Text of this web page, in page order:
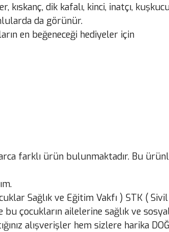
kıskanç, dik kafalı, kinci, inatçı,
da görünür.
en beğeneceği hediyeler için
farklı ürün bulunmaktadır. Bu
Sağlık ve Eğitim Vakfı ) STK (
bu çocukların ailelerine sağlık ve
alışverişler hem sizlere harika